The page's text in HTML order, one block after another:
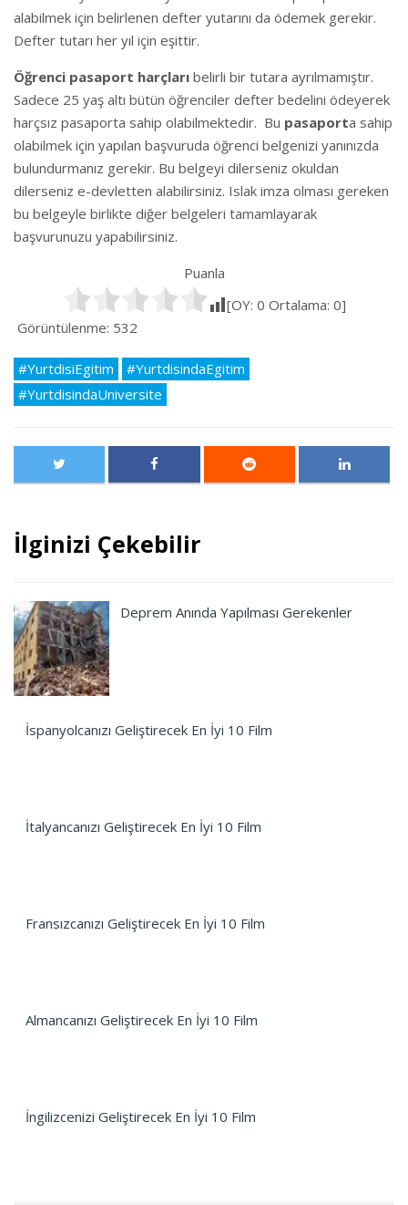
alabilmek için belirlenen defter yutarını da ödemek gerekir.
Defter tutarı her yıl için eşittir.
Öğrenci pasaport harçları belirli bir tutara ayrılmamıştır.
Sadece 25 yaş altı bütün öğrenciler defter bedelini ödeyerek
harçsız pasaporta sahip olabilmektedir. Bu pasaporta sahip
olabilmek için yapılan başvuruda öğrenci belgenizi yanınızda
bulundurmanız gerekir. Bu belgeyi dilerseniz okuldan
dilerseniz e-devletten alabilirsiniz. Islak imza olması gereken
bu belgeyle birlikte diğer belgeleri tamamlayarak
başvurunuzu yapabilirsiniz.
Puanla
[OY: 0 Ortalama: 0]
Görüntülenme: 532
#YurtdisiEgitim
#YurtdisindaEgitim
#YurtdisindaUniversite
İlginizi Çekebilir
Deprem Anında Yapılması Gerekenler
İspanyolcanızı Geliştirecek En İyi 10 Film
İtalyancanızı Geliştirecek En İyi 10 Film
Fransızcanızı Geliştirecek En İyi 10 Film
Almancanızı Geliştirecek En İyi 10 Film
İngilizcenizi Geliştirecek En İyi 10 Film